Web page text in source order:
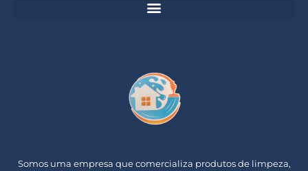
Somos uma empresa que comercializa produtos de limpeza,